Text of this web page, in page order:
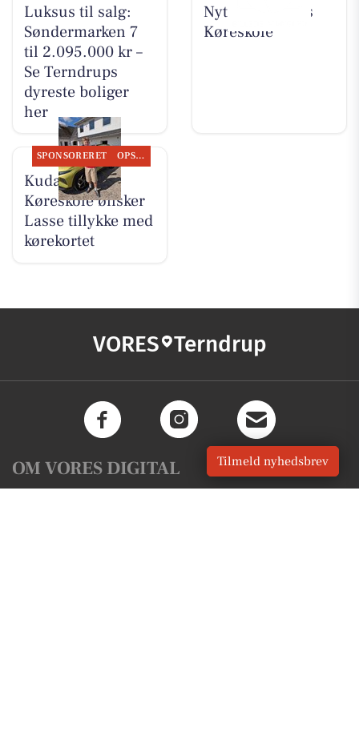
Luksus til salg:
Søndermarken 7
til 2.095.000 kr –
Se Terndrups
dyreste boliger
her
Nyt fra Kudahls
Køreskole
SPONSORERET OPSLAGSTAVLEN
Kudahls
Køreskole ønsker
Lasse tillykke med
kørekortet
VORES Terndrup
OM VORES DIGITAL Tilmeld nyhedsbrev